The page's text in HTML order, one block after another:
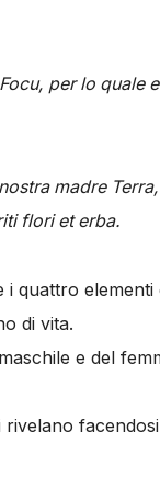
per lo quale
madre
flori et erba.
quattro
di vita.
e del
rivelano